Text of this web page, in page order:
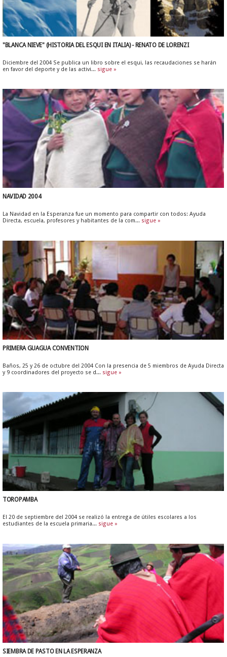
"BLANCA NIEVE" (HISTORIA DEL ESQUI EN ITALIA) - RENATO DE LORENZI
Diciembre del 2004 Se publica un libro sobre el esqui, las recaudaciones se harán
en favor del deporte y de las activi... sigue »
NAVIDAD 2004
La Navidad en la Esperanza fue un momento para compartir con todos: Ayuda
Directa, escuela, profesores y habitantes de la com... sigue »
PRIMERA GUAGUA CONVENTION
Baños, 25 y 26 de octubre del 2004 Con la presencia de 5 miembros de Ayuda Directa
y 9 coordinadores del proyecto se d... sigue »
TOROPAMBA
El 20 de septiembre del 2004 se realizó la entrega de útiles escolares a los
estudiantes de la escuela primaria... sigue »
SIEMBRA DE PASTO EN LA ESPERANZA